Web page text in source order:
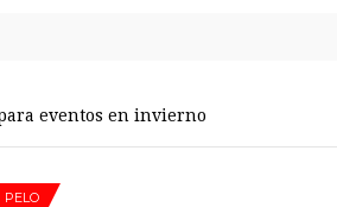
eventos en invierno
PELO